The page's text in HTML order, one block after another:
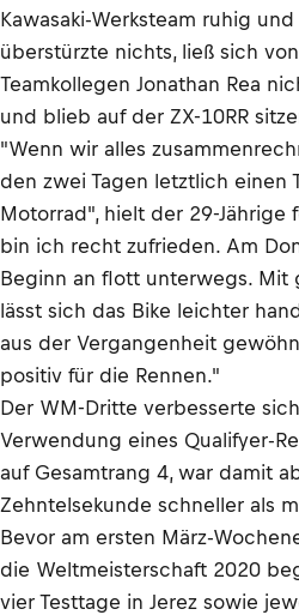
Kawasaki-Werksteam ruhig
überstürzte nichts, ließ sich
Teamkollegen Jonathan Rea
und blieb auf der ZX-10RR
"Wenn wir alles
den zwei Tagen letztlich einen
Motorrad", hielt der 29-Jährige
bin ich recht zufrieden. Am
Beginn an flott unterwegs. Mit
lässt sich das Bike leichter
aus der Vergangenheit
positiv für die Rennen."
Der WM-Dritte verbesserte
Verwendung eines Qualifyer-
auf Gesamtrang 4, war damit
Zehntelsekunde schneller als
Bevor am ersten März-
die Weltmeisterschaft 2020
vier Testtage in Jerez sowie